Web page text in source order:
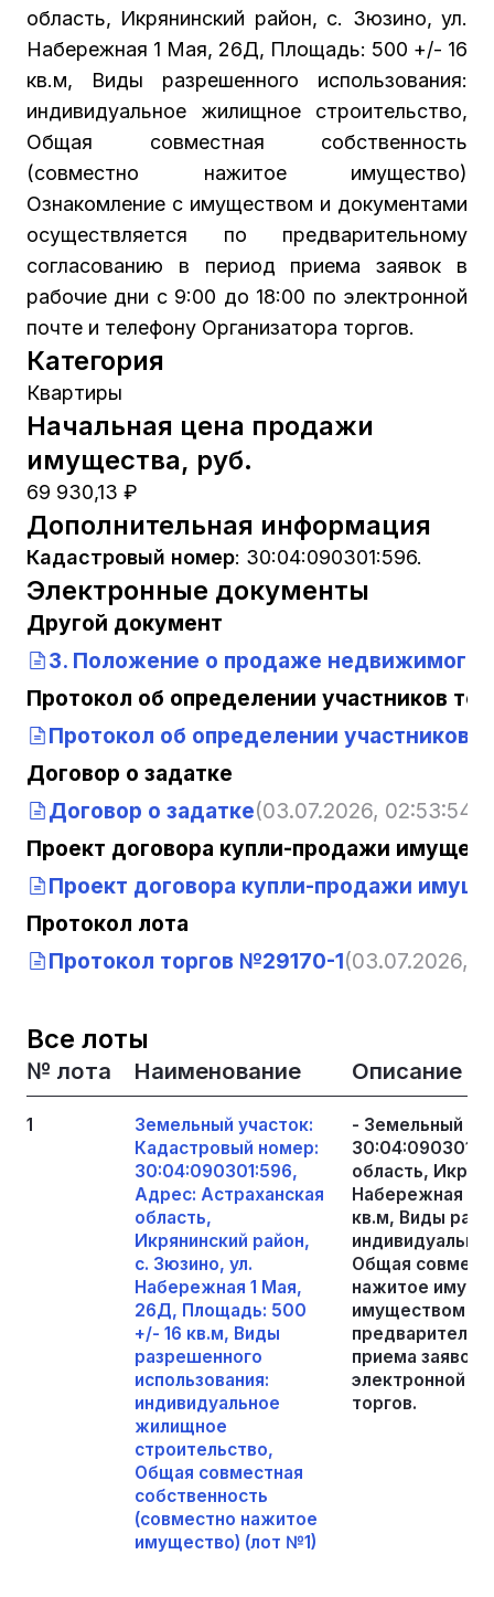
область, Икрянинский район, с. Зюзино, ул.
Набережная 1 Мая, 26Д, Площадь: 500 +/- 16
кв.м, Виды разрешенного использования:
индивидуальное жилищное строительство,
Общая совместная собственность
(совместно нажитое имущество)
Ознакомление с имуществом и документами
осуществляется по предварительному
согласованию в период приема заявок в
рабочие дни с 9:00 до 18:00 по электронной
почте и телефону Организатора торгов.
Категория
Квартиры
Начальная цена продажи
имущества, руб.
69 930,13 ₽
Дополнительная информация
Кадастровый номер: 30:04:090301:596.
Электронные документы
Другой документ
3. Положение о продаже недвижимого
Протокол об определении участников
Протокол об определении участников
Договор о задатке
Договор о задатке(03.07.2026, 02:53:54)
Проект договора купли-продажи
Проект договора купли-продажи
Протокол лота
Протокол торгов №29170-1(03.07.2026,
Все лоты
№ лота Наименование Описание
1
Земельный участок:
Кадастровый номер:
30:04:090301:596,
Адрес: Астраханская
область,
Икрянинский район,
с. Зюзино, ул.
Набережная 1 Мая,
26Д, Площадь: 500
+/- 16 кв.м, Виды
разрешенного
использования:
индивидуальное
жилищное
строительство,
Общая совместная
собственность
(совместно нажитое
имущество) (лот №1)
- Земельный
область,
Набережная 1
кв.м, Виды
Общая
нажитое
имуществом и
приема заявок
электронной
торгов.